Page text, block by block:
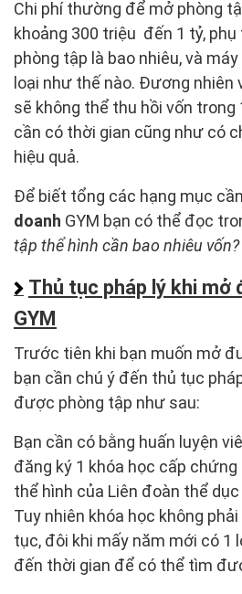
Chi phí thường để mở phòng
khoảng 300 triệu đến 1 tỷ,
phòng tập là bao nhiêu, và
loại như thế nào. Đương nhiên
sẽ không thể thu hồi vốn trong
cần có thời gian cũng như có
hiệu quả.
Để biết tổng các hạng mục
doanh GYM bạn có thể đọc
tập thể hình cần bao nhiêu vốn?
Thủ tục pháp lý khi mở
GYM
Trước tiên khi bạn muốn mở
bạn cần chú ý đến thủ tục
được phòng tập như sau:
Bạn cần có bằng huấn luyện
đăng ký 1 khóa học cấp
thể hình của Liên đoàn thể
Tuy nhiên khóa học không
tục, đôi khi mấy năm mới có 1
đến thời gian để có thể tìm